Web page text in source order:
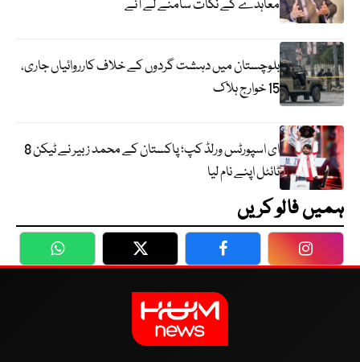
معاہدے کے نکات سامنے لے آئے
بلوچستان میں دہشت گردوں کے خلاف کارروائیاں جاری،
15 خوارج ہلاک
ای اسپورٹس ورلڈ کپ؛ پاکستان کے محمد زبیر نے ٹیکن 8
ٹائٹل اپنے نام لیا
ہمیں فالو کریں
WhatsApp Twitter Facebook